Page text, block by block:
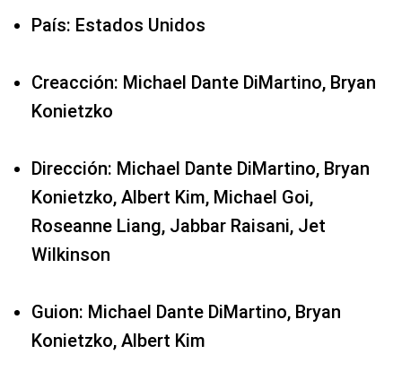
País: Estados Unidos
Creacción: Michael Dante DiMartino, Bryan
Konietzko
Dirección: Michael Dante DiMartino, Bryan
Konietzko, Albert Kim, Michael Goi,
Roseanne Liang, Jabbar Raisani, Jet
Wilkinson
Guion: Michael Dante DiMartino, Bryan
Konietzko, Albert Kim